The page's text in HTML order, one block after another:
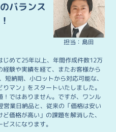
「賃貸トレンド」様 に
火）まで年末年始のお休
連絡等につきましては、1
ます。
「週刊ビル経営」様 に
バランス
担当：島田
めて25年以上、年間作成件数12万
験や実績を経て、またお客様から
納期、小ロットから対応可能な、
マン」をスタートいたしました。
ではありません。ですが、ワンル
営業日納品と、従来の「価格は安い
価格が高い」の課題を解消した、
スになります。